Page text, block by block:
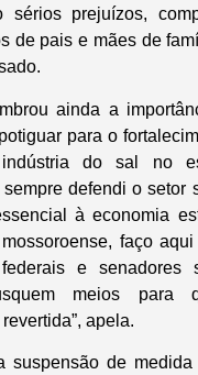
sérios prejuízos,
de pais e mães de
ainda a
para o
do sal no
defendi o setor
à economia
faço
e senadores
meios para
apela.
suspensão de